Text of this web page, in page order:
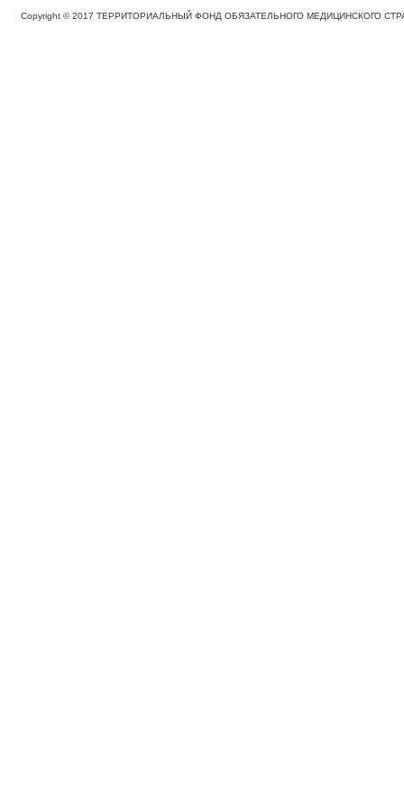
Copyright © 2017 ТЕРРИТОРИАЛЬНЫЙ ФОНД ОБЯЗАТЕЛЬНОГО МЕДИЦИНСКОГО